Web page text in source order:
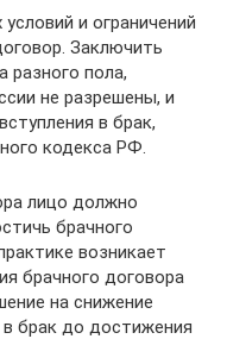
и ограничений
Заключить
разного пола,
не разрешены, и
в брак,
кодекса РФ.
лицо должно
брачного
возникает
брачного договора
на снижение
в брак до достижения